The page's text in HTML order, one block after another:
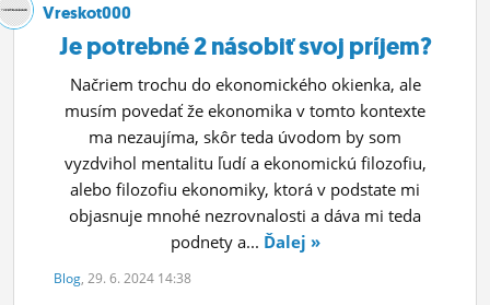
Vreskot000
Je potrebné 2 násobiť svoj príjem?
Načriem trochu do ekonomického okienka, ale
musím povedať že ekonomika v tomto kontexte
ma nezaujíma, skôr teda úvodom by som
vyzdvihol mentalitu ľudí a ekonomickú filozofiu,
alebo filozofiu ekonomiky, ktorá v podstate mi
objasnuje mnohé nezrovnalosti a dáva mi teda
podnety a... Ďalej »
Blog, 29. 6. 2024 14:38